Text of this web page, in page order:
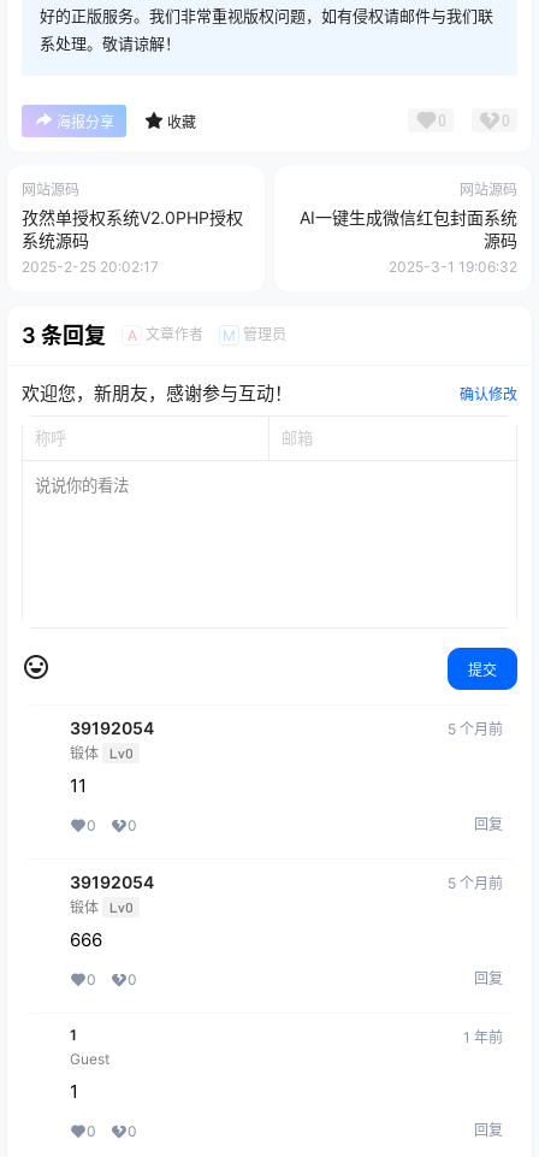
好的正版服务。我们非常重视版权问题，如有侵权请邮件与我们联
系处理。敬请谅解！
海报分享 收藏 0 0
网站源码
孜然单授权系统V2.0PHP授权
系统源码
2025-2-25 20:02:17
网站源码
AI一键生成微信红包封面系统
源码
2025-3-1 19:06:32
3 条回复 A 文章作者 M 管理员
欢迎您，新朋友，感谢参与互动！ 确认修改
提交
39192054
锻体 Lv0
5 个月前
11
0 0 回复
39192054
锻体 Lv0
5 个月前
666
0 0 回复
1
Guest
1 年前
1
0 0 回复